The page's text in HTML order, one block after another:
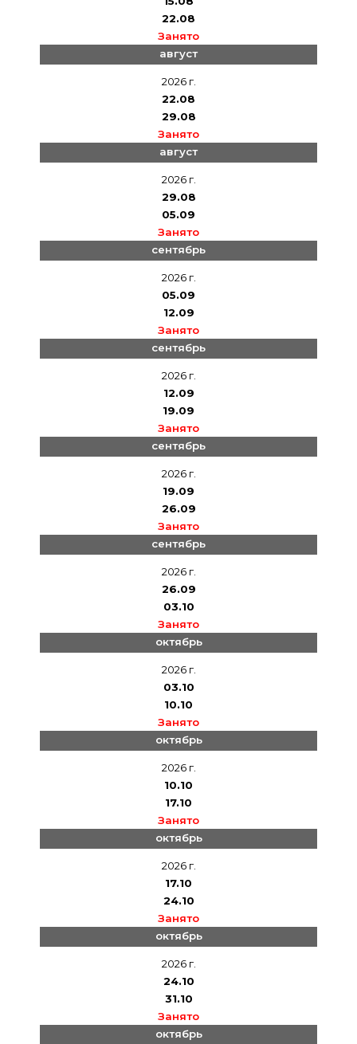
22.08
Занято
август
2026 г.
22.08
29.08
Занято
август
2026 г.
29.08
05.09
Занято
сентябрь
2026 г.
05.09
12.09
Занято
сентябрь
2026 г.
12.09
19.09
Занято
сентябрь
2026 г.
19.09
26.09
Занято
сентябрь
2026 г.
26.09
03.10
Занято
октябрь
2026 г.
03.10
10.10
Занято
октябрь
2026 г.
10.10
17.10
Занято
октябрь
2026 г.
17.10
24.10
Занято
октябрь
2026 г.
24.10
31.10
Занято
октябрь